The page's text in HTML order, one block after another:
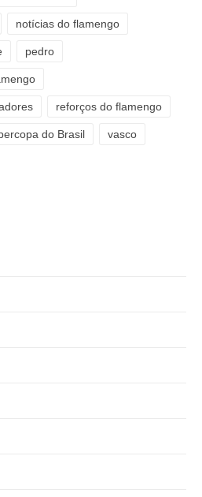
notícias do flamengo
pedro
reforços do flamengo
do Brasil vasco